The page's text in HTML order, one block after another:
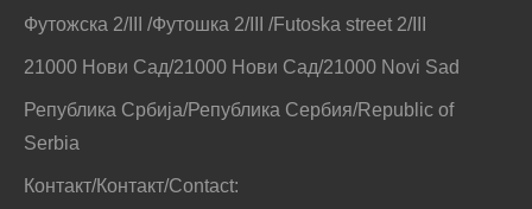
Футожска 2/III /Футошка 2/III /Futoska street 2/III
21000 Нови Сад/21000 Нови Сад/21000 Novi Sad
Република Србија/Република Сербия/Republic of
Serbia
Контакт/Контакт/Contact: